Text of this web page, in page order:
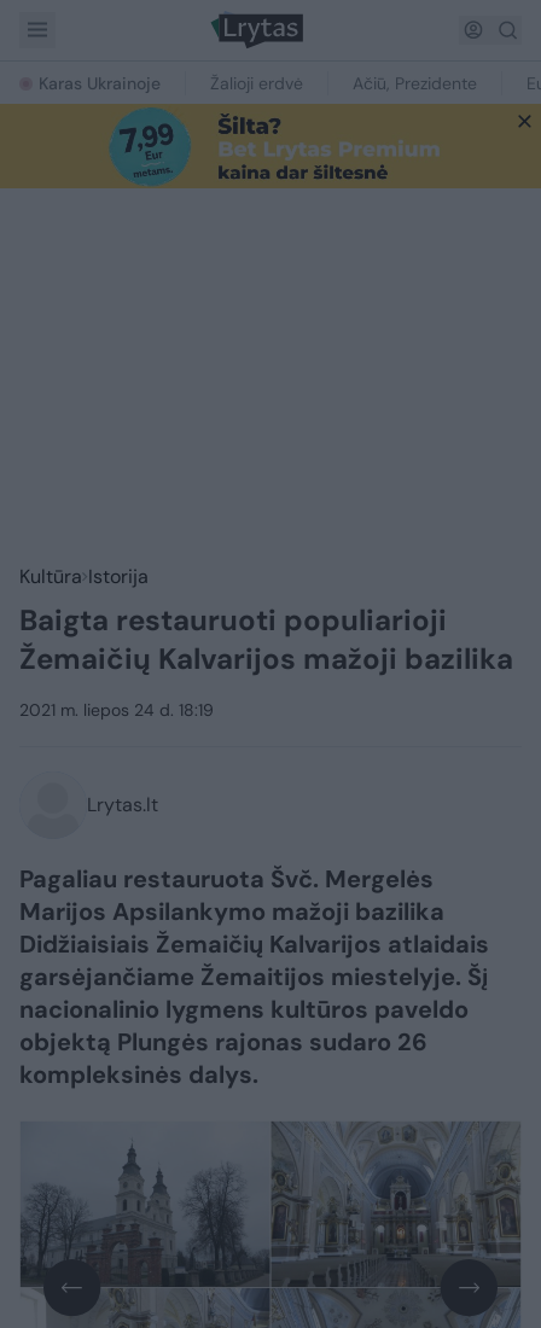
Karas Ukrainoje Žalioji erdvė Ačiū, Prezidente
Kultūra Istorija
Baigta restauruoti populiarioji
Žemaičių Kalvarijos mažoji bazilika
2021 m. liepos 24 d. 18:19
Lrytas.lt
Pagaliau restauruota Švč. Mergelės
Marijos Apsilankymo mažoji bazilika
Didžiaisiais Žemaičių Kalvarijos atlaidais
garsėjančiame Žemaitijos miestelyje. Šį
nacionalinio lygmens kultūros paveldo
objektą Plungės rajonas sudaro 26
kompleksinės dalys.